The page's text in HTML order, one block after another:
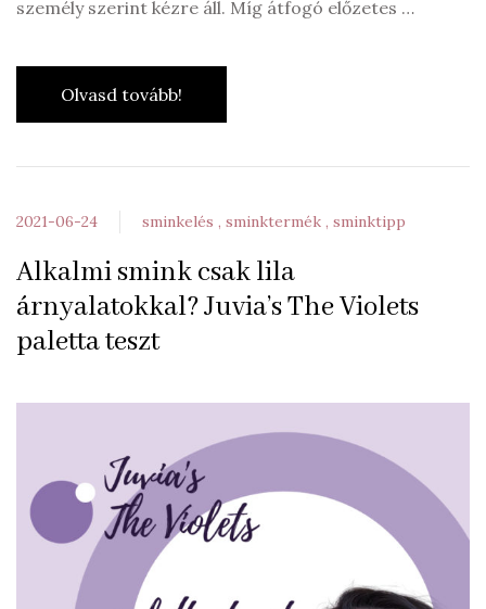
személy szerint kézre áll. Míg átfogó előzetes …
Olvasd tovább!
2021-06-24 sminkelés sminktermék sminktipp
Alkalmi smink csak lila
árnyalatokkal? Juvia’s The Violets
paletta teszt